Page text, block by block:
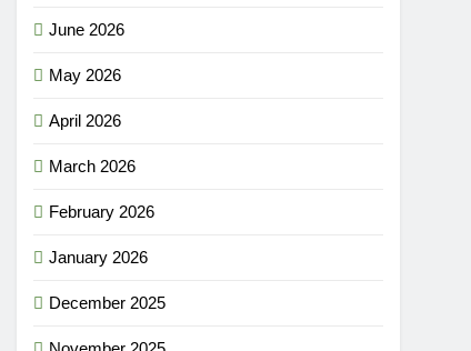
June 2026
May 2026
April 2026
March 2026
February 2026
January 2026
December 2025